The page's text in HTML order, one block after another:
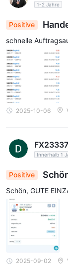
1-2 Jahre
Positive
schnelle
2025-10-06
Innerhalb 1
Positive
Schön, GUTE
2025-09-02